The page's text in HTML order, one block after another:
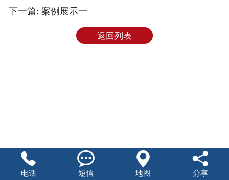
下一篇: 案例展示一
返回列表

电话

短信

地图

分享